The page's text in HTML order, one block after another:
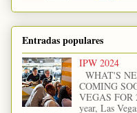
Entradas populares
IPW 2024
WHAT'S
COMING
VEGAS FOR
year, Las